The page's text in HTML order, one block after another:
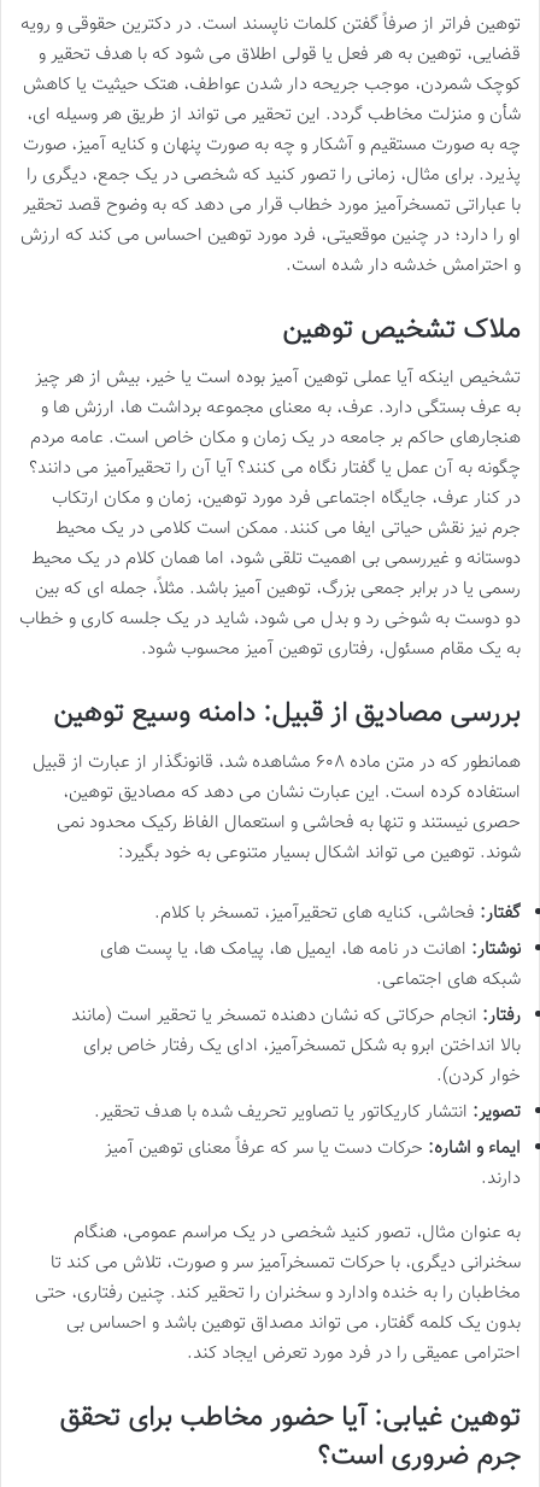
توهین فراتر از صرفاً گفتن کلمات ناپسند است. در دکترین حقوقی و رویه
قضایی، توهین به هر فعل یا قولی اطلاق می شود که با هدف تحقیر و
کوچک شمردن، موجب جریحه دار شدن عواطف، هتک حیثیت یا کاهش
شأن و منزلت مخاطب گردد. این تحقیر می تواند از طریق هر وسیله ای،
چه به صورت مستقیم و آشکار و چه به صورت پنهان و کنایه آمیز، صورت
پذیرد. برای مثال، زمانی را تصور کنید که شخصی در یک جمع، دیگری را
با عباراتی تمسخرآمیز مورد خطاب قرار می دهد که به وضوح قصد تحقیر
او را دارد؛ در چنین موقعیتی، فرد مورد توهین احساس می کند که ارزش
و احترامش خدشه دار شده است.
ملاک تشخیص توهین
تشخیص اینکه آیا عملی توهین آمیز بوده است یا خیر، بیش از هر چیز
به عرف بستگی دارد. عرف، به معنای مجموعه برداشت ها، ارزش ها و
هنجارهای حاکم بر جامعه در یک زمان و مکان خاص است. عامه مردم
چگونه به آن عمل یا گفتار نگاه می کنند؟ آیا آن را تحقیرآمیز می دانند؟
در کنار عرف، جایگاه اجتماعی فرد مورد توهین، زمان و مکان ارتکاب
جرم نیز نقش حیاتی ایفا می کنند. ممکن است کلامی در یک محیط
دوستانه و غیررسمی بی اهمیت تلقی شود، اما همان کلام در یک محیط
رسمی یا در برابر جمعی بزرگ، توهین آمیز باشد. مثلاً، جمله ای که بین
دو دوست به شوخی رد و بدل می شود، شاید در یک جلسه کاری و خطاب
به یک مقام مسئول، رفتاری توهین آمیز محسوب شود.
بررسی مصادیق از قبیل: دامنه وسیع توهین
همانطور که در متن ماده ۶۰۸ مشاهده شد، قانونگذار از عبارت از قبیل
استفاده کرده است. این عبارت نشان می دهد که مصادیق توهین،
حصری نیستند و تنها به فحاشی و استعمال الفاظ رکیک محدود نمی
شوند. توهین می تواند اشکال بسیار متنوعی به خود بگیرد:
گفتار: فحاشی، کنایه های تحقیرآمیز، تمسخر با کلام.
نوشتار: اهانت در نامه ها، ایمیل ها، پیامک ها، یا پست های
شبکه های اجتماعی.
رفتار: انجام حرکاتی که نشان دهنده تمسخر یا تحقیر است (مانند
بالا انداختن ابرو به شکل تمسخرآمیز، ادای یک رفتار خاص برای
خوار کردن).
تصویر: انتشار کاریکاتور یا تصاویر تحریف شده با هدف تحقیر.
ایماء و اشاره: حرکات دست یا سر که عرفاً معنای توهین آمیز
دارند.
به عنوان مثال، تصور کنید شخصی در یک مراسم عمومی، هنگام
سخنرانی دیگری، با حرکات تمسخرآمیز سر و صورت، تلاش می کند تا
مخاطبان را به خنده وادارد و سخنران را تحقیر کند. چنین رفتاری، حتی
بدون یک کلمه گفتار، می تواند مصداق توهین باشد و احساس بی
احترامی عمیقی را در فرد مورد تعرض ایجاد کند.
توهین غیابی: آیا حضور مخاطب برای تحقق
جرم ضروری است؟